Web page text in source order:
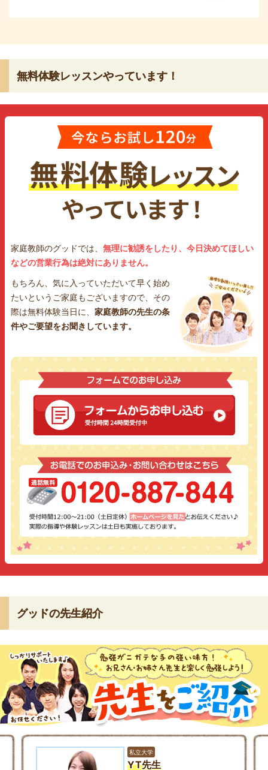
無料体験レッスンやっています！
家庭教師のグッドでは、 無理に勧誘をしたり、今日決めてほしい
などの営業行為は絶対にありません。
もちろん、気に入っていただいて早く始め
たいというご家庭もございますので、その
際は無料体験当日に、 家庭教師の先生の条
件やご要望をお聞きしています。
グッドの先生紹介
私立大学
YT先生